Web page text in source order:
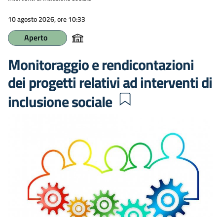
10 agosto 2026, ore 10:33
Aperto
Monitoraggio e rendicontazioni
dei progetti relativi ad interventi di
inclusione sociale